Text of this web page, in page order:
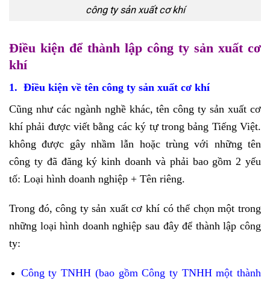
công ty sản xuất cơ khí
Điều kiện để thành lập công ty sản xuất cơ
khí
1. Điều kiện về tên công ty sản xuất cơ khí
Cũng như các ngành nghề khác, tên công ty sản xuất cơ
khí phải được viết bằng các ký tự trong bảng Tiếng Việt.
không được gây nhầm lẫn hoặc trùng với những tên
công ty đã đăng ký kinh doanh và phải bao gồm 2 yếu
tố: Loại hình doanh nghiệp + Tên riêng.
Trong đó, công ty sản xuất cơ khí có thể chọn một trong
những loại hình doanh nghiệp sau đây để thành lập công
ty:
Công ty TNHH (bao gồm Công ty TNHH một thành